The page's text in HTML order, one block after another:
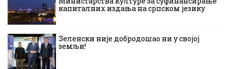
капиталних издања на српском језику
Зеленски није добродошао ни у својој
земљи!